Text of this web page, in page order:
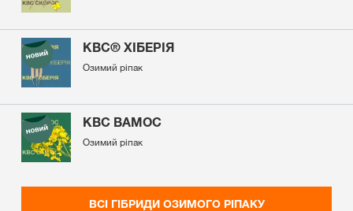
КВС® ХІБЕРІЯ
Озимий ріпак
КВС ВАМОС
Озимий ріпак
ВСІ ГІБРИДИ ОЗИМОГО РІПАКУ